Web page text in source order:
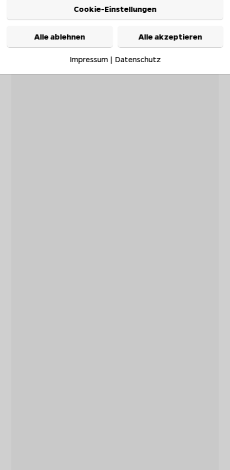
Cookie-Einstellungen
Alle ablehnen Alle akzeptieren
Impressum| Datenschutz